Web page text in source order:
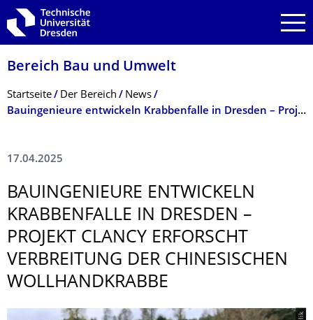
Zur Hauptnavigation springen
Zur Suche springen
Zum Inhalt springen
Bereich Bau und Umwelt
Breadcrumb-Menü
Startseite Der Bereich
News
Bauingenieure entwickeln Krabbenfalle in Dresden – Projekt CLANCY erforscht Verbreitung der Chinesischen Wollhandkrabbe
17.04.2025
BAUINGENIEURE ENTWICKELN
KRABBENFALLE IN DRESDEN –
PROJEKT CLANCY ERFORSCHT
VERBREITUNG DER CHINESISCHEN
WOLLHANDKRABBE